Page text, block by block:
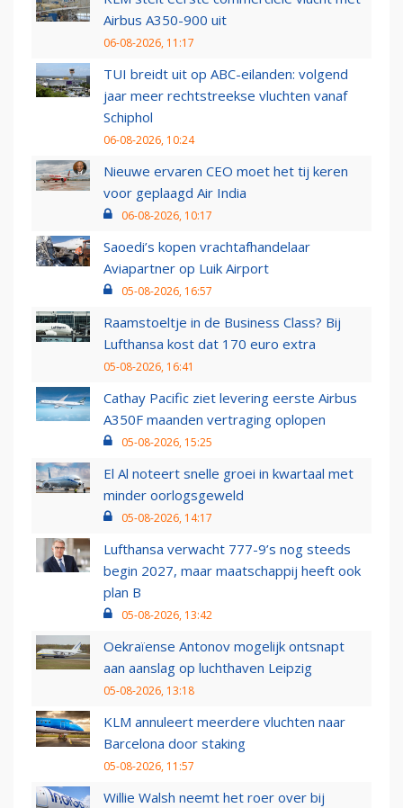
Airbus A350-900 uit
06-08-2026, 11:17
TUI breidt uit op ABC-eilanden: volgend
jaar meer rechtstreekse vluchten vanaf
Schiphol
06-08-2026, 10:24
Nieuwe ervaren CEO moet het tij keren
voor geplaagd Air India
06-08-2026, 10:17
Saoedi’s kopen vrachtafhandelaar
Aviapartner op Luik Airport
05-08-2026, 16:57
Raamstoeltje in de Business Class? Bij
Lufthansa kost dat 170 euro extra
05-08-2026, 16:41
Cathay Pacific ziet levering eerste Airbus
A350F maanden vertraging oplopen
05-08-2026, 15:25
El Al noteert snelle groei in kwartaal met
minder oorlogsgeweld
05-08-2026, 14:17
Lufthansa verwacht 777-9’s nog steeds
begin 2027, maar maatschappij heeft ook
plan B
05-08-2026, 13:42
Oekraïense Antonov mogelijk ontsnapt
aan aanslag op luchthaven Leipzig
05-08-2026, 13:18
KLM annuleert meerdere vluchten naar
Barcelona door staking
05-08-2026, 11:57
Willie Walsh neemt het roer over bij